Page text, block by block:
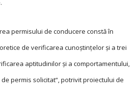
permisului de conducere constă în
de verificarea cunoştinţelor şi a trei
aptitudinilor şi a comportamentului,
permis solicitat“, potrivit proiectului de